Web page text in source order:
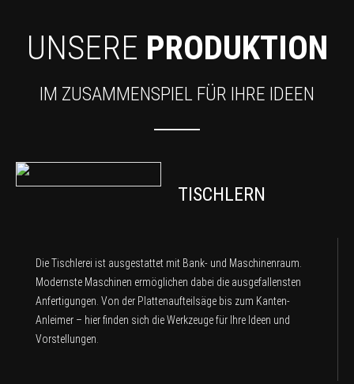
UNSERE PRODUKTION
IM ZUSAMMENSPIEL FÜR IHRE IDEEN
TISCHLERN
Die Tischlerei ist ausgestattet mit Bank- und Maschinenraum.
Modernste Maschinen ermöglichen dabei die ausgefallensten
Anfertigungen. Von der Plattenaufteilsäge bis zum Kanten-
Anleimer – hier finden sich die Werkzeuge für Ihre Ideen und
Vorstellungen.